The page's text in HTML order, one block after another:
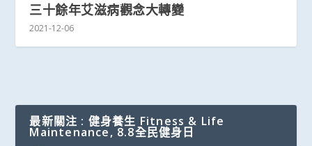
三十餘年艾滋病觀念大轉變
2021-12-06
最新關注 : 健身養生 Fitness & Life
Maintenance, 8.8全民健身日